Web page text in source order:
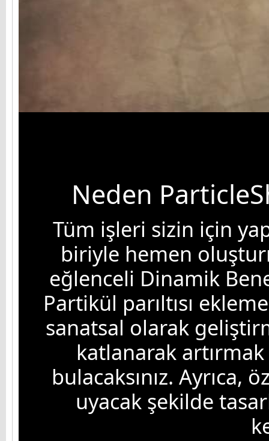
Neden
Tüm işleri sizin için
biriyle hemen
eğlenceli Dinamik
Partikül parıltısı
sanatsal olarak
katlanarak artırmak
bulacaksınız. Ayrıca,
uyacak şekilde